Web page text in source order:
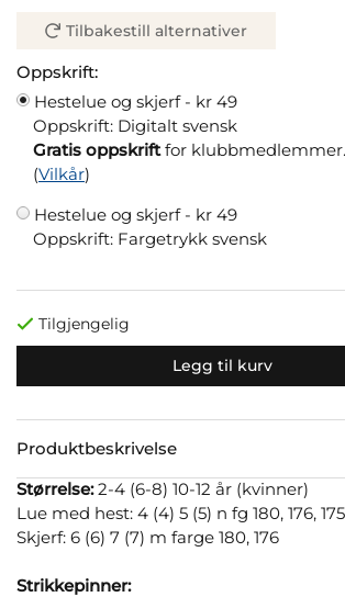
Tilbakestill alternativer
Oppskrift:
Hestelue og skjerf - kr 49
Oppskrift: Digitalt svensk
Gratis oppskriftfor klubbmedlemmer.
(Vilkår)
Hestelue og skjerf - kr 49
Oppskrift: Fargetrykk svensk
Tilgjengelig
Legg til kurv
Produktbeskrivelse
Størrelse: 2-4 (6-8) 10-12 år (kvinner)
Lue med hest: 4 (4) 5 (5) n fg 180, 176, 175
Skjerf: 6 (6) 7 (7) m farge 180, 176
Strikkepinner: